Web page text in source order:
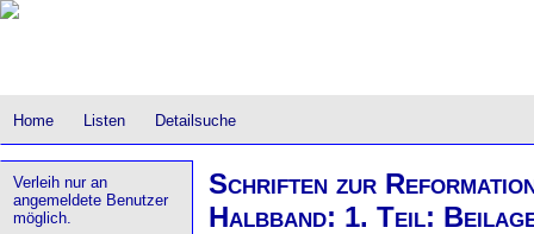
Home Listen Detailsuche
Verleih nur an
angemeldete Benutzer
möglich.
Schriften zur
Halbband: 1. Teil: